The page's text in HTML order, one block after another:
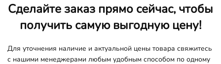
Сделайте заказ прямо сейчас, чтобы
получить самую выгодную цену!
Для уточнения наличие и актуальной цены товара свяжитесь
с нашими менеджерами любым удобным способом по одному